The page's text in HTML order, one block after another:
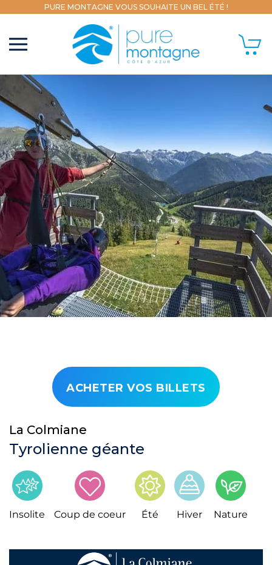
PURE MONTAGNE VOUS SOUHAITE UN BEL ÉTÉ !
ACHETER VOS BILLETS
La Colmiane
Tyrolienne géante
Insolite Coup de coeur Été Hiver Nature